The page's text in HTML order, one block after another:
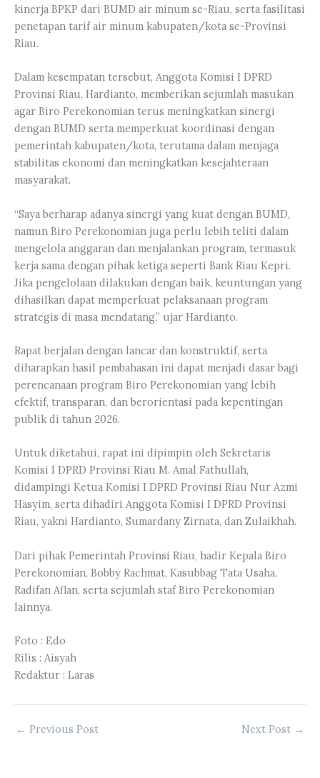
kinerja BPKP dari BUMD air minum se-Riau, serta fasilitasi
penetapan tarif air minum kabupaten/kota se-Provinsi
Riau.
Dalam kesempatan tersebut, Anggota Komisi I DPRD
Provinsi Riau, Hardianto, memberikan sejumlah masukan
agar Biro Perekonomian terus meningkatkan sinergi
dengan BUMD serta memperkuat koordinasi dengan
pemerintah kabupaten/kota, terutama dalam menjaga
stabilitas ekonomi dan meningkatkan kesejahteraan
masyarakat.
“Saya berharap adanya sinergi yang kuat dengan BUMD,
namun Biro Perekonomian juga perlu lebih teliti dalam
mengelola anggaran dan menjalankan program, termasuk
kerja sama dengan pihak ketiga seperti Bank Riau Kepri.
Jika pengelolaan dilakukan dengan baik, keuntungan yang
dihasilkan dapat memperkuat pelaksanaan program
strategis di masa mendatang,” ujar Hardianto.
Rapat berjalan dengan lancar dan konstruktif, serta
diharapkan hasil pembahasan ini dapat menjadi dasar bagi
perencanaan program Biro Perekonomian yang lebih
efektif, transparan, dan berorientasi pada kepentingan
publik di tahun 2026.
Untuk diketahui, rapat ini dipimpin oleh Sekretaris
Komisi I DPRD Provinsi Riau M. Amal Fathullah,
didampingi Ketua Komisi I DPRD Provinsi Riau Nur Azmi
Hasyim, serta dihadiri Anggota Komisi I DPRD Provinsi
Riau, yakni Hardianto, Sumardany Zirnata, dan Zulaikhah.
Dari pihak Pemerintah Provinsi Riau, hadir Kepala Biro
Perekonomian, Bobby Rachmat, Kasubbag Tata Usaha,
Radifan Aflan, serta sejumlah staf Biro Perekonomian
lainnya.
Foto : Edo
Rilis : Aisyah
Redaktur : Laras
← Previous Post Next Post →